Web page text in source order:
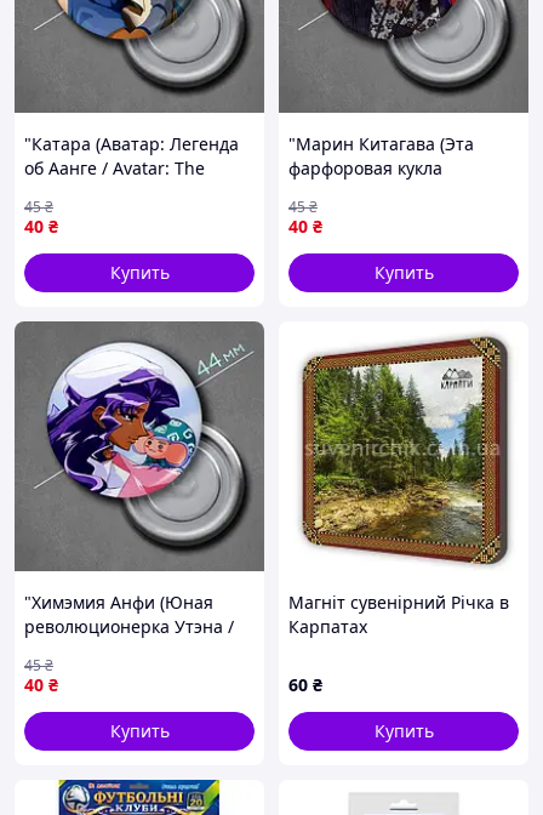
"Катара (Аватар: Легенда
об Аанге / Avatar: The
круглый Ø44 мм
40 ₴
45₴
Купить
"Марин Китагава (Эта
фарфоровая кукла
круглый Ø44 мм
40 ₴
45₴
Купить
"Химэмия Анфи (Юная
революционерка Утэна /
магнит круглый Ø44 мм
40 ₴
45₴
Купить
​Магніт сувенірний Річка в
Карпатах
60 ₴
Купить